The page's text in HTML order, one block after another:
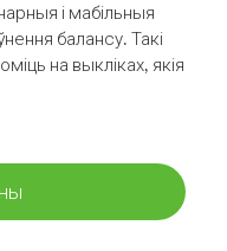
і мабільныя
балансу. Такі
на выкліках, якія